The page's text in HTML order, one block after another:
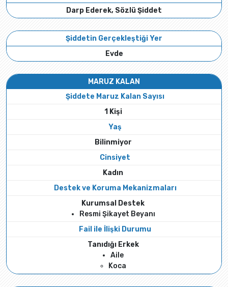
Darp Ederek, Sözlü Şiddet
Şiddetin Gerçekleştiği Yer
Evde
MARUZ KALAN
Şiddete Maruz Kalan Sayısı
1 Kişi
Yaş
Bilinmiyor
Cinsiyet
Kadın
Destek ve Koruma Mekanizmaları
Kurumsal Destek
Resmi Şikayet Beyanı
Fail ile İlişki Durumu
Tanıdığı Erkek
Aile
Koca